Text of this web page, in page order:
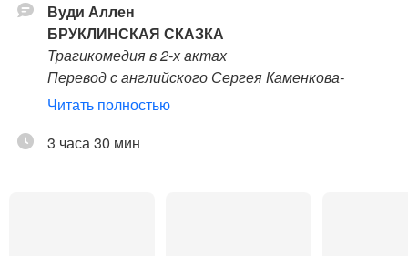
Вуди Аллен
БРУКЛИНСКАЯ СКАЗКА
Трагикомедия в 2-х актах
Перевод с английского Сергея Каменкова-
Павлова
Режиссер-постановщик – народный артист
Читать полностью
3 часа 30 мин